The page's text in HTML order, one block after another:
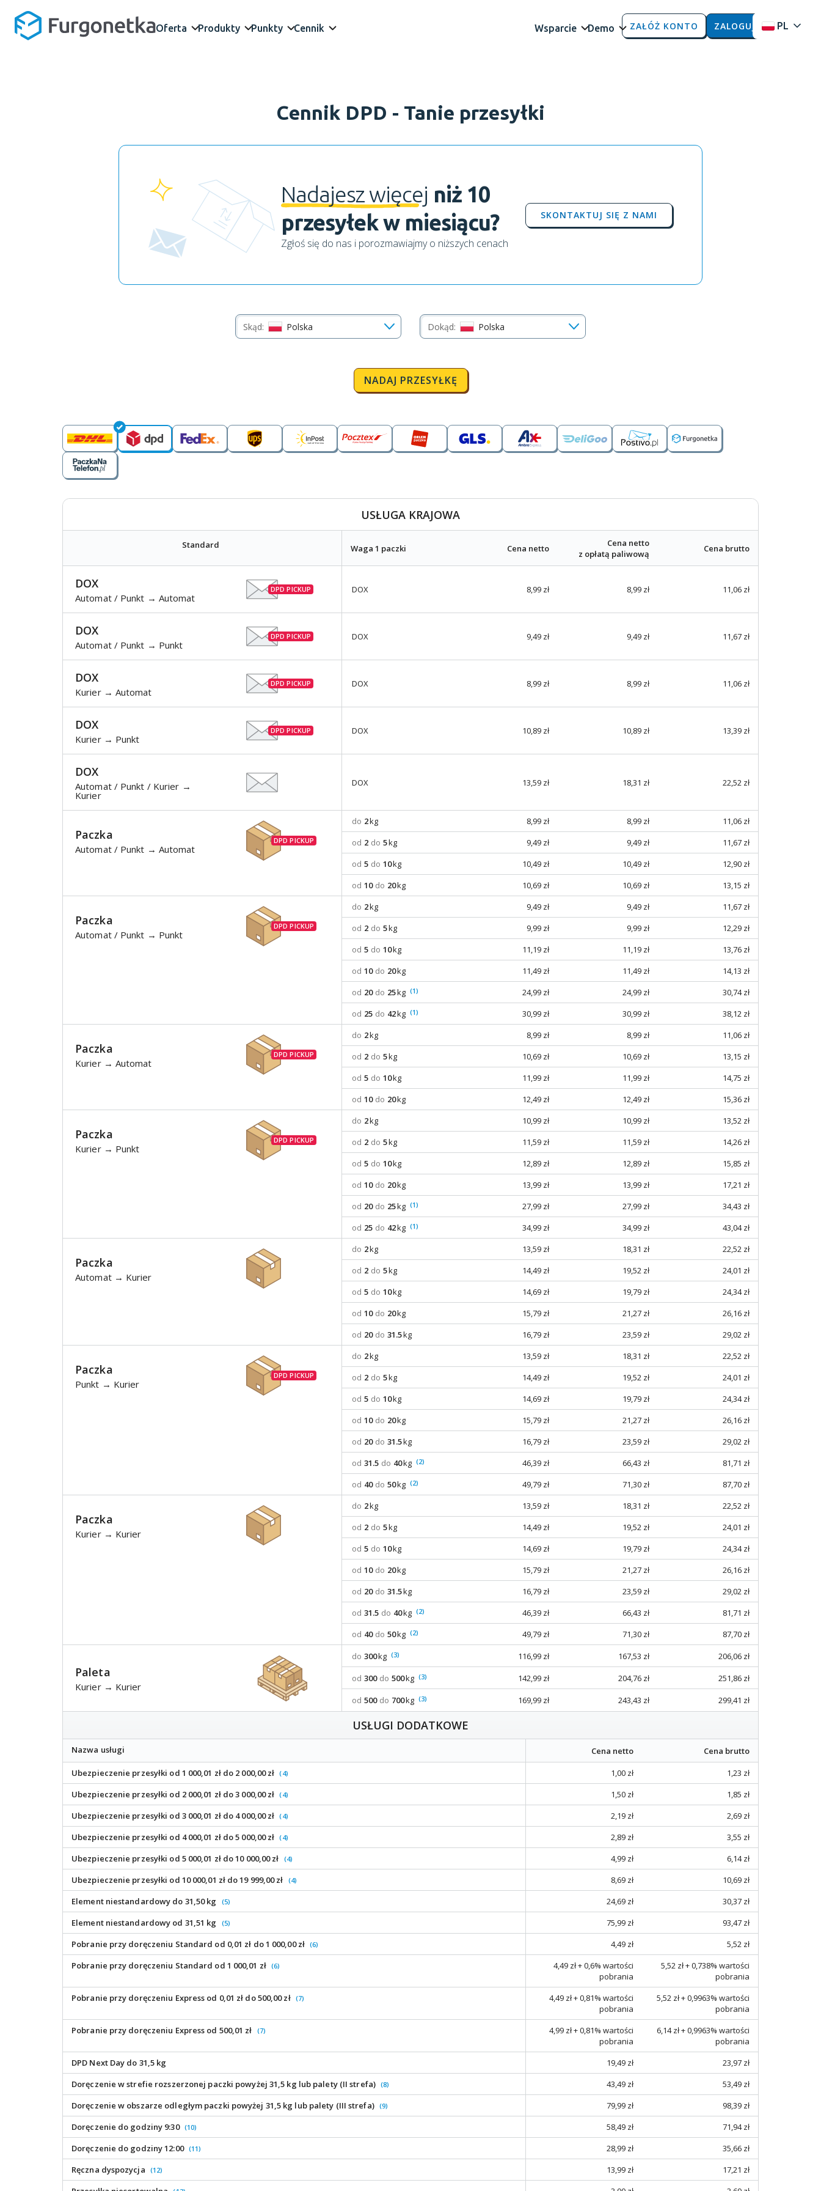
Oferta Produkty Punkty Cennik Wsparcie Demo ZAŁÓŻ KONTO ZALOGUJ PL
Cennik DPD - Tanie przesyłki
Nadajesz więcej niż 10
przesyłek w miesiącu?
Zgłoś się do nas i porozmawiajmy o niższych cenach
SKONTAKTUJ SIĘ Z NAMI
Skąd: Polska Dokąd: Polska
NADAJ PRZESYŁKĘ
USŁUGA KRAJOWA
Standard Waga 1 paczki Cena netto
Cena netto
z opłatą paliwową
Cena brutto
DOX
Automat / Punkt → Automat
DOX 8,99 zł 8,99 zł 11,06 zł
DOX
Automat / Punkt → Punkt
DOX 9,49 zł 9,49 zł 11,67 zł
DOX
Kurier → Automat
DOX 8,99 zł 8,99 zł 11,06 zł
DOX
Kurier → Punkt
DOX 10,89 zł 10,89 zł 13,39 zł
DOX
Automat / Punkt / Kurier →
Kurier
DOX 13,59 zł 18,31 zł 22,52 zł
Paczka
Automat / Punkt → Automat
do 2kg 8,99 zł 8,99 zł
11,06 zł
od 2 do 5kg 9,49 zł 9,49 zł
11,67 zł
od 5 do 10kg 10,49 zł 10,49 zł
12,90 zł
od 10 do 20kg 10,69 zł 10,69 zł 13,15 zł
Paczka
Automat / Punkt → Punkt
do 2kg 9,49 zł 9,49 zł
11,67 zł
od 2 do 5kg 9,99 zł 9,99 zł
12,29 zł
od 5 do 10kg 11,19 zł 11,19 zł
13,76 zł
od 10 do 20kg 11,49 zł 11,49 zł
14,13 zł
od 20 do 25kg (1) 24,99 zł 24,99 zł
30,74 zł
od 25 do 42kg (1) 30,99 zł 30,99 zł 38,12 zł
Paczka
Kurier → Automat
do 2kg 8,99 zł 8,99 zł
11,06 zł
od 2 do 5kg 10,69 zł 10,69 zł
13,15 zł
od 5 do 10kg 11,99 zł 11,99 zł
14,75 zł
od 10 do 20kg 12,49 zł 12,49 zł 15,36 zł
Paczka
Kurier → Punkt
do 2kg 10,99 zł 10,99 zł
13,52 zł
od 2 do 5kg 11,59 zł 11,59 zł
14,26 zł
od 5 do 10kg 12,89 zł 12,89 zł
15,85 zł
od 10 do 20kg 13,99 zł 13,99 zł
17,21 zł
od 20 do 25kg (1) 27,99 zł 27,99 zł
34,43 zł
od 25 do 42kg (1) 34,99 zł 34,99 zł 43,04 zł
Paczka
Automat → Kurier
do 2kg 13,59 zł 18,31 zł
22,52 zł
od 2 do 5kg 14,49 zł 19,52 zł
24,01 zł
od 5 do 10kg 14,69 zł 19,79 zł
24,34 zł
od 10 do 20kg 15,79 zł 21,27 zł
26,16 zł
od 20 do 31.5kg 16,79 zł 23,59 zł 29,02 zł
Paczka
Punkt → Kurier
do 2kg 13,59 zł 18,31 zł
22,52 zł
od 2 do 5kg 14,49 zł 19,52 zł
24,01 zł
od 5 do 10kg 14,69 zł 19,79 zł
24,34 zł
od 10 do 20kg 15,79 zł 21,27 zł
26,16 zł
od 20 do 31.5kg 16,79 zł 23,59 zł
29,02 zł
od 31.5 do 40kg (2) 46,39 zł 66,43 zł
81,71 zł
od 40 do 50kg (2) 49,79 zł 71,30 zł 87,70 zł
Paczka
Kurier → Kurier
do 2kg 13,59 zł 18,31 zł
22,52 zł
od 2 do 5kg 14,49 zł 19,52 zł
24,01 zł
od 5 do 10kg 14,69 zł 19,79 zł
24,34 zł
od 10 do 20kg 15,79 zł 21,27 zł
26,16 zł
od 20 do 31.5kg 16,79 zł 23,59 zł
29,02 zł
od 31.5 do 40kg (2) 46,39 zł 66,43 zł
81,71 zł
od 40 do 50kg (2) 49,79 zł 71,30 zł 87,70 zł
Paleta
Kurier → Kurier
do 300kg (3) 116,99 zł 167,53 zł 206,06 zł
od 300 do 500kg (3) 142,99 zł 204,76 zł 251,86 zł
od 500 do 700kg (3) 169,99 zł 243,43 zł 299,41 zł
USŁUGI DODATKOWE
Nazwa usługi Cena netto Cena brutto
Ubezpieczenie przesyłki od 1 000,01 zł do 2 000,00 zł (4) 1,00 zł
1,23 zł
Ubezpieczenie przesyłki od 2 000,01 zł do 3 000,00 zł (4) 1,50 zł
1,85 zł
Ubezpieczenie przesyłki od 3 000,01 zł do 4 000,00 zł (4) 2,19 zł
2,69 zł
Ubezpieczenie przesyłki od 4 000,01 zł do 5 000,00 zł (4) 2,89 zł
3,55 zł
Ubezpieczenie przesyłki od 5 000,01 zł do 10 000,00 zł (4) 4,99 zł
6,14 zł
Ubezpieczenie przesyłki od 10 000,01 zł do 19 999,00 zł (4) 8,69 zł
10,69 zł
Element niestandardowy do 31,50 kg
(5) 24,69 zł
30,37 zł
Element niestandardowy od 31,51 kg
(5) 75,99 zł
93,47 zł
Pobranie przy doręczeniu Standard od 0,01 zł do 1 000,00 zł (6) 4,49 zł
5,52 zł
Pobranie przy doręczeniu Standard od 1 000,01 zł (6)
4,49 zł + 0,6% wartości
pobrania
5,52 zł + 0,738% wartości
pobrania
Pobranie przy doręczeniu Express od 0,01 zł do 500,00 zł (7)
4,49 zł + 0,81% wartości
pobrania
5,52 zł + 0,9963% wartości
pobrania
Pobranie przy doręczeniu Express od 500,01 zł (7)
4,99 zł + 0,81% wartości
pobrania
6,14 zł + 0,9963% wartości
pobrania
DPD Next Day do 31,5 kg
19,49 zł
23,97 zł
Doręczenie w strefie rozszerzonej paczki powyżej 31,5 kg lub palety (II strefa) (8) 43,49 zł
53,49 zł
Doręczenie w obszarze odległym paczki powyżej 31,5 kg lub palety (III strefa) (9) 79,99 zł
98,39 zł
Doręczenie do godziny 9:30 (10) 58,49 zł
71,94 zł
Doręczenie do godziny 12:00 (11) 28,99 zł
35,66 zł
Ręczna dyspozycja (12) 13,99 zł
17,21 zł